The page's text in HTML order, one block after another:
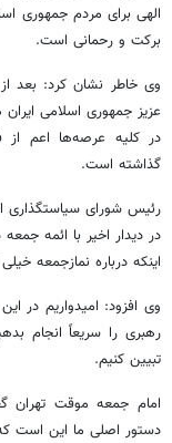
الهی برای مردم جمهوری
برکت و رحمانی است.
عزیز جمهوری اسلامی
در کلیه عرصه‌ها اعم از
گذاشته است.
رئیس شورای سیاستگذاری
در دیدار اخیر با ائمه
اینکه درباره نمازجمعه
وی افزود: امیدواریم در
رهبری را سریعاً انجام
تبیین کنیم.
امام جمعه موقت تهران
دستور اصلی ما این است